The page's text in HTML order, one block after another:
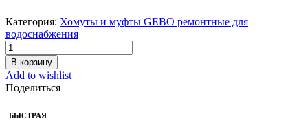
Категория: Хомуты и муфты GEBO ремонтные для
водоснабжения
В корзину
Add to wishlist
Поделиться
БЫСТРАЯ